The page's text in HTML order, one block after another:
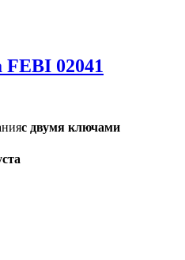
02041
с двумя ключами